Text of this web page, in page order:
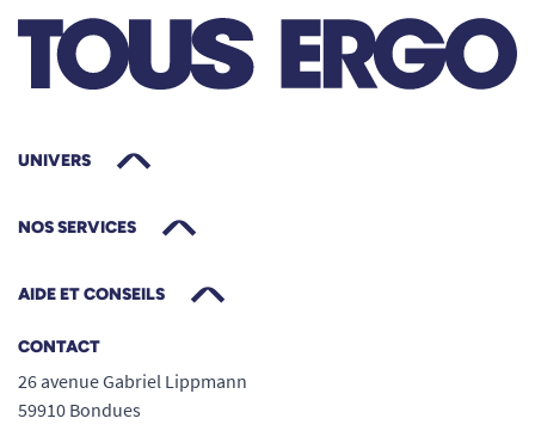
UNIVERS
NOS SERVICES
AIDE ET CONSEILS
CONTACT
26 avenue Gabriel Lippmann
59910 Bondues